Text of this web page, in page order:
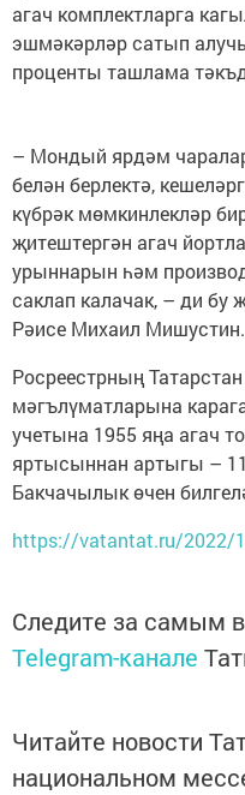
агач комплектларга
эшмәкәрләр сатып
проценты ташлама
– Мондый ярдәм
белән берлектә,
күбрәк мөмкинлекләр
җитештергән агач
урыннарын һәм
саклап калачак, – ди бу
Рәисе Михаил Мишустин.
Росреестрның
мәгълүматларына
учетына 1955 яңа агач
яртысыннан артыгы –
Бакчачылык өчен
https://vatantat.ru/2022/
Следите за самым
Telegram-канале
Читайте новости
национальном